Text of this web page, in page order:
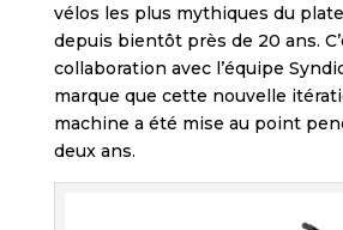
vélos les plus mythiques du
depuis bientôt près de 20 ans.
collaboration avec l’équipe
marque que cette nouvelle
machine a été mise au point
deux ans.